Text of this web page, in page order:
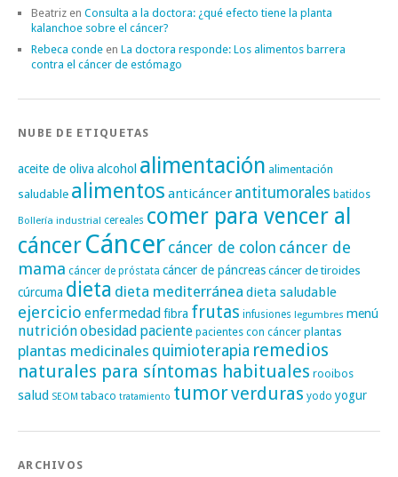
Beatriz en Consulta a la doctora: ¿qué efecto tiene la planta
kalanchoe sobre el cáncer?
Rebeca conde en La doctora responde: Los alimentos barrera
contra el cáncer de estómago
NUBE DE ETIQUETAS
aceite de oliva alcohol alimentación alimentación
saludable alimentos anticáncer antitumorales batidos
Bollería industrial cereales comer para vencer al
cáncerCáncer cáncer de colon cáncer de
mama cáncer de próstata cáncer de páncreascáncer de tiroides
cúrcuma dieta dieta mediterránea dieta saludable
ejercicio enfermedadfibra frutas infusiones legumbres menú
nutriciónobesidad paciente pacientes con cáncer plantas
plantas medicinales quimioterapia remedios
naturales para síntomas habituales rooibos
salud SEOM tabaco tratamiento tumorverduras yodo yogur
ARCHIVOS